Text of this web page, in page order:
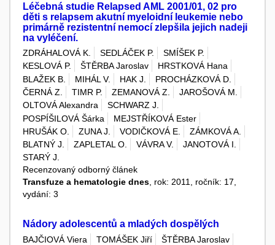
Léčebná studie Relapsed AML 2001/01, 02 pro
děti s relapsem akutní myeloidní leukemie nebo
primárně rezistentní nemocí zlepšila jejich nadeji
na vyléčení.
ZDRÁHALOVÁ K. SEDLÁČEK P.
SMÍŠEK P.
KESLOVÁ P.
ŠTĚRBA Jaroslav
HRSTKOVÁ Hana
BLAŽEK B.
MIHÁL V. HAK J.
PROCHÁZKOVÁ D.
ČERNÁ Z.
TIMR P. ZEMANOVÁ Z.
JAROŠOVÁ M.
OLTOVÁ Alexandra
SCHWARZ J.
POSPÍŠILOVÁ Šárka
MEJSTŘÍKOVÁ Ester
HRUŠÁK O.
ZUNA J. VODIČKOVÁ E.
ZÁMKOVÁ A.
BLATNÝ J.
ZAPLETAL O. VÁVRA V.
JANOTOVÁ I.
STARÝ J.
Recenzovaný odborný článek
Transfuze a hematologie dnes, rok: 2011, ročník: 17,
vydání: 3
Nádory adolescentů a mladých dospělých
BAJČIOVÁ Viera TOMÁŠEK Jiří
ŠTĚRBA Jaroslav